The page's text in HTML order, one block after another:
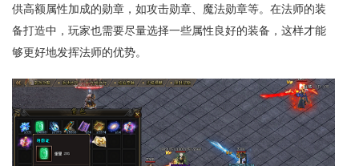
供高额属性加成的勋章，如攻击勋章、魔法勋章等。在法师的装
备打造中，玩家也需要尽量选择一些属性良好的装备，这样才能
够更好地发挥法师的优势。